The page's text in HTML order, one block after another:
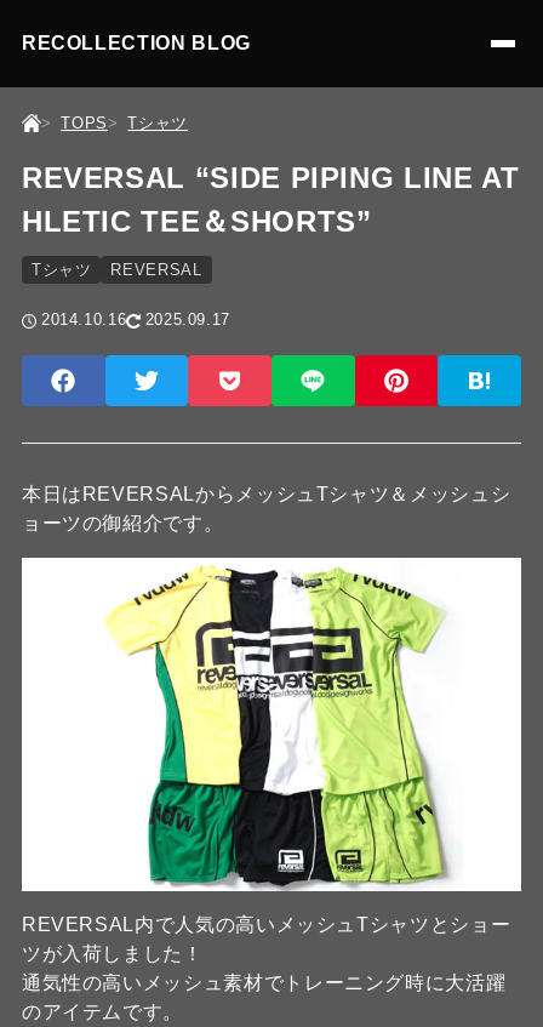
RECOLLECTION BLOG
TOPS Tシャツ
REVERSAL “SIDE PIPING LINE AT
HLETIC TEE＆SHORTS”
Tシャツ REVERSAL
2014.10.16 2025.09.17
本日はREVERSALからメッシュTシャツ＆メッシュシ
ョーツの御紹介です。
REVERSAL内で人気の高いメッシュTシャツとショー
ツが入荷しました！
通気性の高いメッシュ素材でトレーニング時に大活躍
のアイテムです。